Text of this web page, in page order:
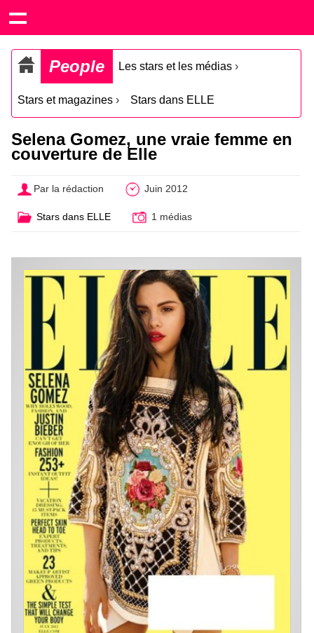
People Les stars et les médias ›
Stars et magazines › Stars dans ELLE
Selena Gomez, une vraie femme en
couverture de Elle
Par la rédaction Juin 2012
Stars dans ELLE 1 médias